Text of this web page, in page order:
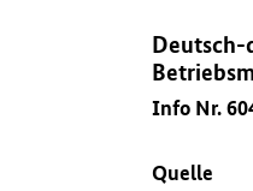
Deutsch-
Info Nr.
Quelle